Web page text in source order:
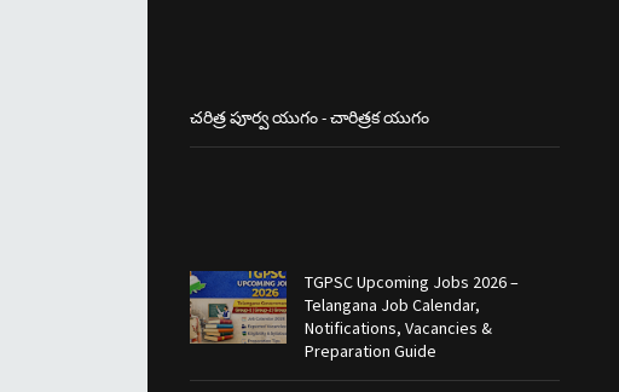
చరిత్ర పూర్వ యుగం - చారిత్రక యుగం
TGPSC Upcoming Jobs 2026 –
Telangana Job Calendar,
Notifications, Vacancies &
Preparation Guide